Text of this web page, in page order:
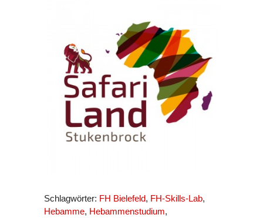
Schlagwörter: FH Bielefeld, FH-Skills-Lab,
Hebamme, Hebammenstudium,